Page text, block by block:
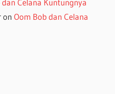
dan Celana Kuntungnya
onOom Bob dan Celana